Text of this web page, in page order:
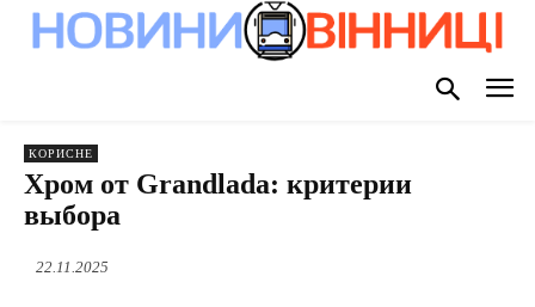
КОРИСНЕ
Хром от Grandlada: критерии
выбора
22.11.2025